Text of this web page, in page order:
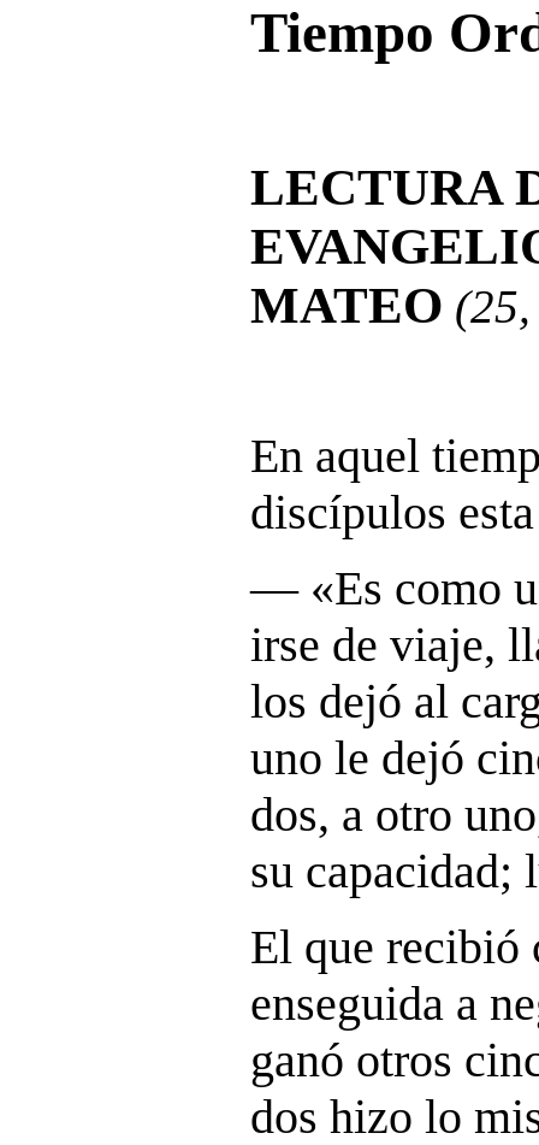
Tiempo
LECTURA
MATEO
En aquel
discípulos
― «Es como
irse de viaje,
los dejó al
uno le dejó
dos, a otro
su capacidad;
El que recibió
enseguida a
ganó otros
dos hizo lo